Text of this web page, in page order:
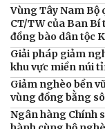
Vùng Tây Nam Bộ
CT/TW của Ban
đồng bào dân tộc
Giải pháp giảm
khu vực miền núi
Giảm nghèo bền
vùng đồng bằng
Ngân hàng Chính